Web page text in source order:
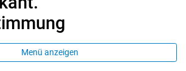
Menü anzeigen